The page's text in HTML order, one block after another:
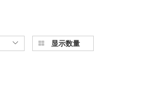
显示数量